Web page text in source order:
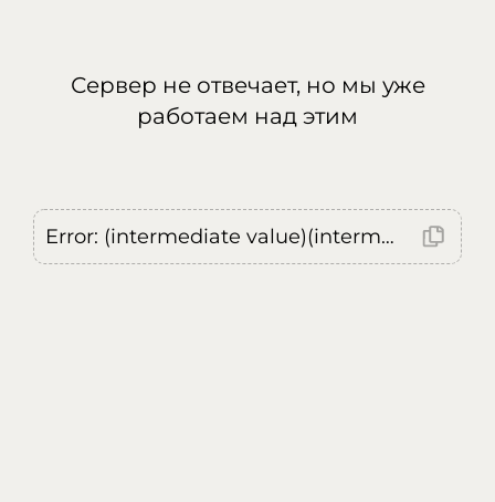
Сервер не отвечает, но мы уже
работаем над этим
Error: (intermediate value)(intermediate value)(intermediate value).replaceAll is not a function